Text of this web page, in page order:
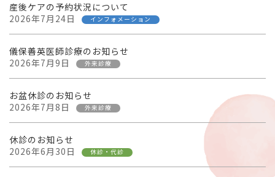
2026年7月24日 インフォメーション
産後ケアの予約状況について
2026年7月9日 外来診療
儀保善英医師診療のお知らせ
2026年7月8日 外来診療
お盆休診のお知らせ
2026年6月30日 休診・代診
休診のお知らせ